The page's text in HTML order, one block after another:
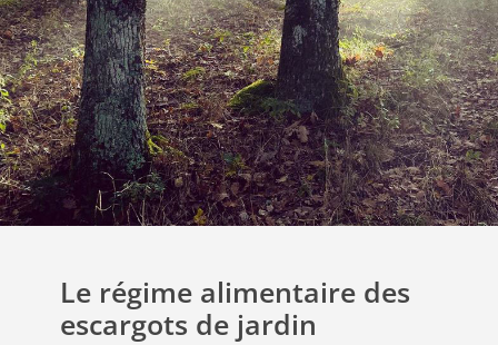
Le régime alimentaire des
escargots de jardin